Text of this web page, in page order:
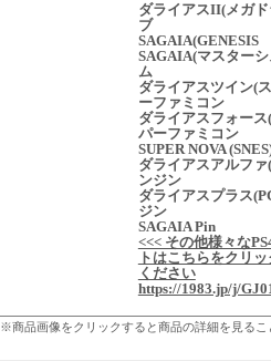
ダライアスII(メガ
ブ
SAGAIA(GENESIS
SAGAIA(マスター
ム
ダライアスツイン(
ーファミコン
ダライアスフォース
パーファミコン
SUPER NOVA
ダライアスアルファ
ンジン
ダライアスプラス
ジン
SAGAIA Pin
<<< その他様々な
トはこちらをクリ
ください
https://1983.jp/j/
※商品画像をクリックすると商品の詳細を見るこ